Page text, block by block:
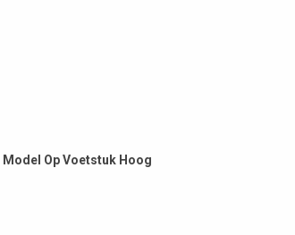
Op Voetstuk Hoog